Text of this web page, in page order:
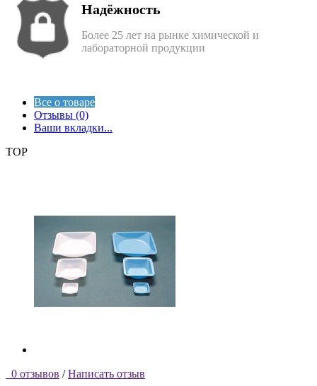
Надёжность
Более 25 лет на рынке химической и
лабораторной продукции
Все о товаре
Отзывы (0)
Ваши вкладки...
TOP
0 отзывов / Написать отзыв